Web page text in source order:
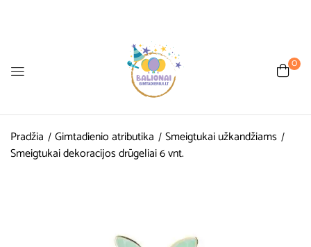
0
Pradžia Gimtadienio atributika
Smeigtukai užkandžiams
Smeigtukai dekoracijos drūgeliai 6 vnt.